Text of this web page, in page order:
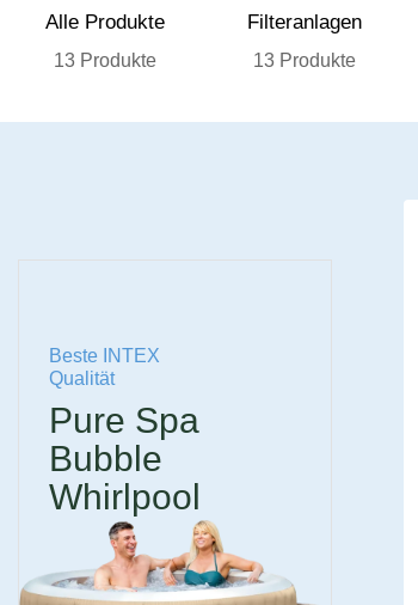
Alle Produkte
13 Produkte
Filteranlagen
13 Produkte
Beste INTEX
Qualität
Pure Spa
Bubble
Whirlpool